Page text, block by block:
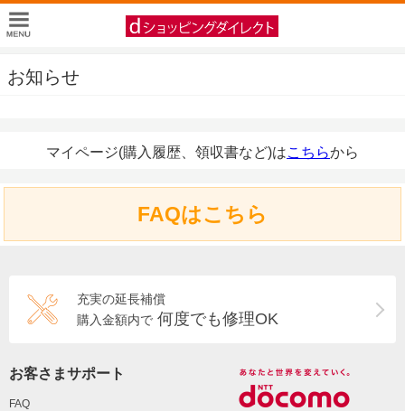
お知らせ
マイページ(購入履歴、領収書など)はこちらから
FAQはこちら
充実の延長補償
購入金額内で 何度でも修理OK
お客さまサポート
FAQ